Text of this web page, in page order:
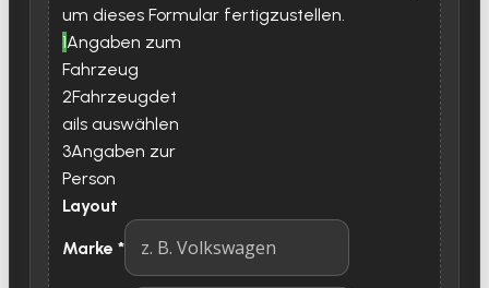
um dieses Formular fertigzustellen.
1Angaben zum
Fahrzeug
2Fahrzeugdet
ails auswählen
3Angaben zur
Person
Layout
Marke *